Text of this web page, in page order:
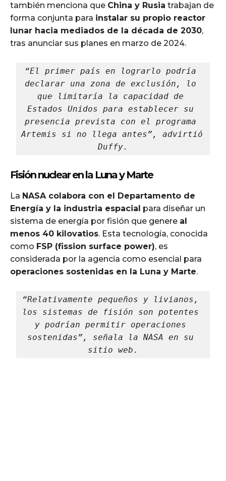
también menciona que China y Rusia trabajan de
forma conjunta para instalar su propio reactor
lunar hacia mediados de la década de 2030,
tras anunciar sus planes en marzo de 2024.
“El primer país en lograrlo podría
declarar una zona de exclusión, lo
que limitaría la capacidad de
Estados Unidos para establecer su
presencia prevista con el programa
Artemis si no llega antes”, advirtió
Duffy.
Fisión nuclear en la Luna y Marte
La NASA colabora con el Departamento de
Energía y la industria espacial para diseñar un
sistema de energía por fisión que genere al
menos 40 kilovatios. Esta tecnología, conocida
como FSP (fission surface power), es
considerada por la agencia como esencial para
operaciones sostenidas en la Luna y Marte.
“Relativamente pequeños y livianos,
los sistemas de fisión son potentes
y podrían permitir operaciones
sostenidas”, señala la NASA en su
sitio web.